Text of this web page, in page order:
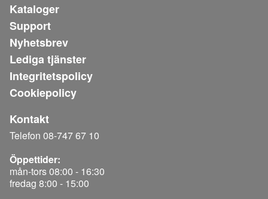
Kataloger
Support
Nyhetsbrev
Lediga tjänster
Integritetspolicy
Cookiepolicy
Kontakt
Telefon 08-747 67 10
Öppettider:
mån-tors 08:00 - 16:30
fredag 8:00 - 15:00